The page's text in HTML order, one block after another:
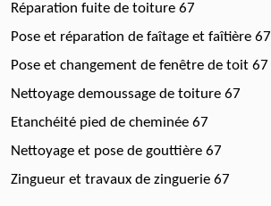
Réparation fuite de toiture 67
Pose et réparation de faîtage et faîtière 67
Pose et changement de fenêtre de toit 67
Nettoyage demoussage de toiture 67
Etanchéité pied de cheminée 67
Nettoyage et pose de gouttière 67
Zingueur et travaux de zinguerie 67